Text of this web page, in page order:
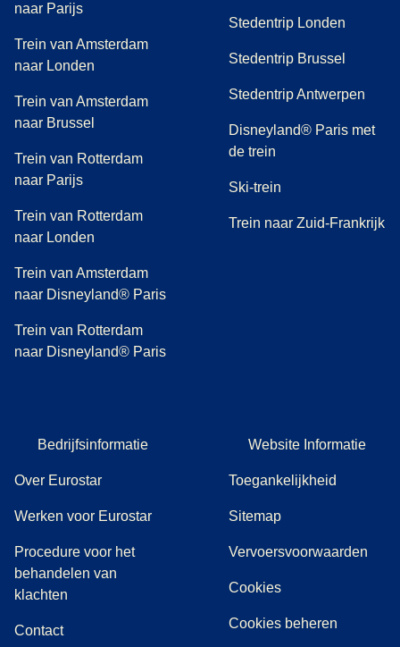
naar Parijs
Trein van Amsterdam
naar Londen
Trein van Amsterdam
naar Brussel
Trein van Rotterdam
naar Parijs
Trein van Rotterdam
naar Londen
Trein van Amsterdam
naar Disneyland® Paris
Trein van Rotterdam
naar Disneyland® Paris
Stedentrip Londen
Stedentrip Brussel
Stedentrip Antwerpen
Disneyland® Paris met
de trein
Ski-trein
Trein naar Zuid-Frankrijk
Bedrijfsinformatie
Over Eurostar
Werken voor Eurostar
Procedure voor het
behandelen van
klachten
Contact
Website Informatie
Toegankelijkheid
Sitemap
Vervoersvoorwaarden
Cookies
Cookies beheren